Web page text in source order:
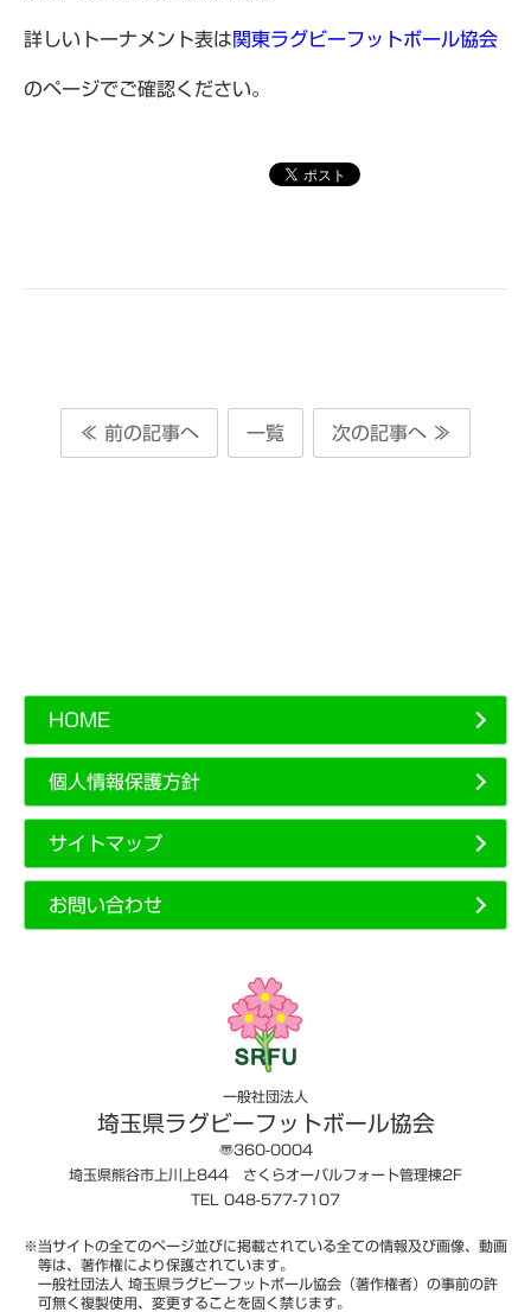
詳しいトーナメント表は関東ラグビーフットボール協会
のページでご確認ください。
≪ 前の記事へ 一覧 次の記事へ ≫
HOME
個人情報保護方針
サイトマップ
お問い合わせ
一般社団法人
埼玉県ラグビーフットボール協会
〠360-0004
埼玉県熊谷市上川上844 さくらオーバルフォート管理棟2F
TEL 048-577-7107
※当サイトの全てのページ並びに掲載されている全ての情報及び画像、動画
等は、著作権により保護されています。
一般社団法人 埼玉県ラグビーフットボール協会（著作権者）の事前の許
可無く複製使用、変更することを固く禁じます。